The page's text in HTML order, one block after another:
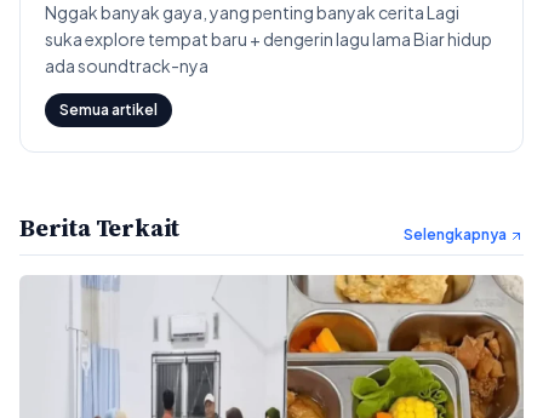
Nggak banyak gaya, yang penting banyak cerita Lagi
suka explore tempat baru + dengerin lagu lama Biar hidup
ada soundtrack-nya
Semua artikel
Berita Terkait Selengkapnya